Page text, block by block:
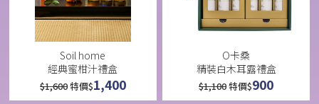
Soil home
經典蜜柑汁禮盒
$1,600特價$1,400
O卡桑
精裝白木耳露禮盒
$1,100特價$900